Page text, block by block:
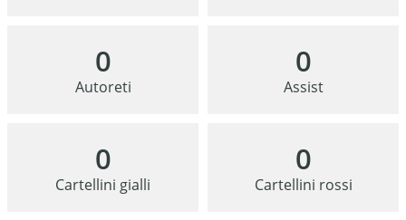
0
Autoreti
0
Assist
0
Cartellini gialli
0
Cartellini rossi